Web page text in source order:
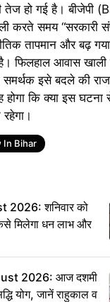
तेज हो गई है।
समय “सरकारी
तापमान और बढ़
फिलहाल आवास
इसे बदले की
कि क्या इस घटना
In Bihar
शनिवार को
मिलेगा धन लाभ और
2026: आज दशमी
योग, जानें राहुकाल व